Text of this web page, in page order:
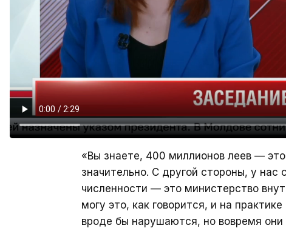
«Вы знаете, 400 миллионов леев —
значительно. С другой стороны, у
численности — это министерство
могу это, как говорится, и на
вроде бы нарушаются, но вовремя